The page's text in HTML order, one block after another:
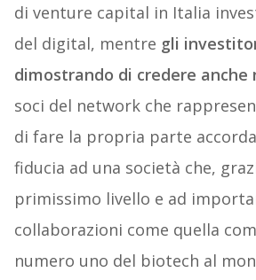
di venture capital in Italia
del digital, mentre gli
dimostrando di credere anche
soci del network che
di fare la propria parte
fiducia ad una società che,
primissimo livello e ad
collaborazioni come quella
numero uno del biotech al